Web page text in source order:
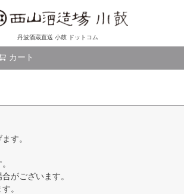
丹波酒蔵直送 小鼓 ドットコム
カート
す。
がございます。
。